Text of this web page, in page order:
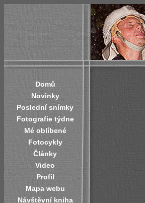
Domů
Novinky
Poslední snímky
Fotografie týdne
Mé oblíbené
Fotocykly
Články
Video
Profil
Mapa webu
Návštěvní kniha